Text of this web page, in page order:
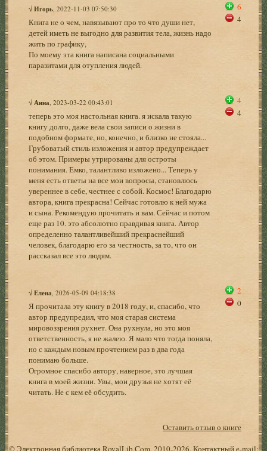
√Игорь , 2022-11-03 07:50:30
Книга не о чем, навязывают про то что души нет,
детей иметь не выгодно для развития тела, жизнь надо
жить по графику,
По моему эта книга написана социальными
паразитами для отупления людей.
6
4
√ Анна , 2023-03-22 00:43:01
теперь это моя настольная книга. я искала такую
книгу долго, даже вела свои записи о жизни в
подобном формате, но, конечно, и близко не стояла...
Грубоватый стиль изложения и автор предупреждает
об этом. Примеры утрированы для остроты
понимания. Емко, талантливо изложено... Теперь у
меня есть ответы на все мои вопросы, становлюсь
увереннее в себе, честнее с собой. Космос! Благодарю
автора, книга прекрасна! Сейчас готовлю к ней мужа
и сына. Рекомендую прочитать и вам. Сейчас и потом
еще раз 10. это абсолютно правдивая книга. Автор
определенно талантливейший прекраснейший
человек, благодарю его за честность, за то, что он
рассказал все это людям.
4
4
√Елена , 2026-05-09 04:18:38
Я прочитала эту книгу в 2018 году, и, спасибо, что
автор предупредил, что моя старая система
мировоззрения рухнет. Она рухнула, но это моя
ответственность, я не жалею. Я мало что тогда поняла,
но с каждым новым прочтением раз в два года
понимаю больше.
Огромное спасибо автору, наверное, это лучшая
книга в моей жизни. Увы, мои друзья не хотят её
читать. Не с кем её обсудить.
2
0
Оставить отзыв о книге
© Электронная библиотека RoyalLib.Com, 2010-2026. Контактный e-mail: